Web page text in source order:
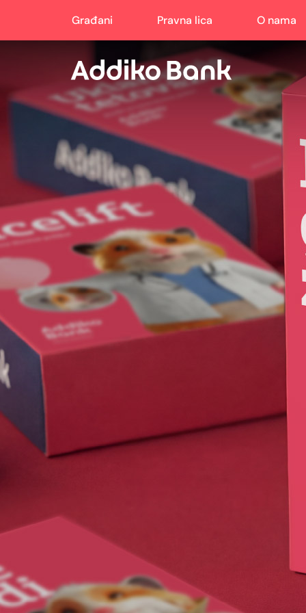
Građani Pravna lica O nama